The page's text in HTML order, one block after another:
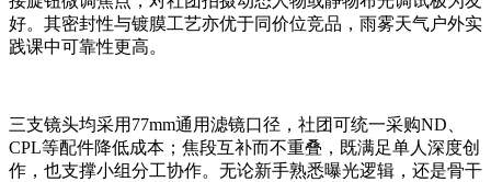
好。其密封性与镀膜工艺亦优于同价位竞品，雨雾天气户外实
践课中可靠性更高。
三支镜头均采用77mm通用滤镜口径，社团可统一采购ND、
CPL等配件降低成本；焦段互补而不重叠，既满足单人深度创
作，也支撑小组分工协作。无论新手熟悉曝光逻辑，还是骨干